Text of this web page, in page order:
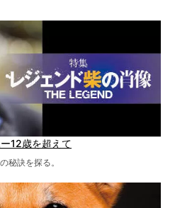
12歳を超えて
秘訣を探る。